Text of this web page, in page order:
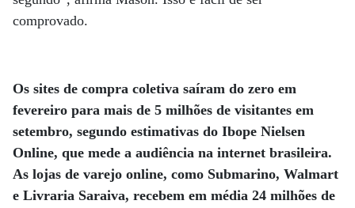
comprovado.
Os sites de compra coletiva saíram do zero em
fevereiro para mais de 5 milhões de visitantes em
setembro, segundo estimativas do Ibope Nielsen
Online, que mede a audiência na internet brasileira.
As lojas de varejo online, como Submarino, Walmart
e Livraria Saraiva, recebem em média 24 milhões de